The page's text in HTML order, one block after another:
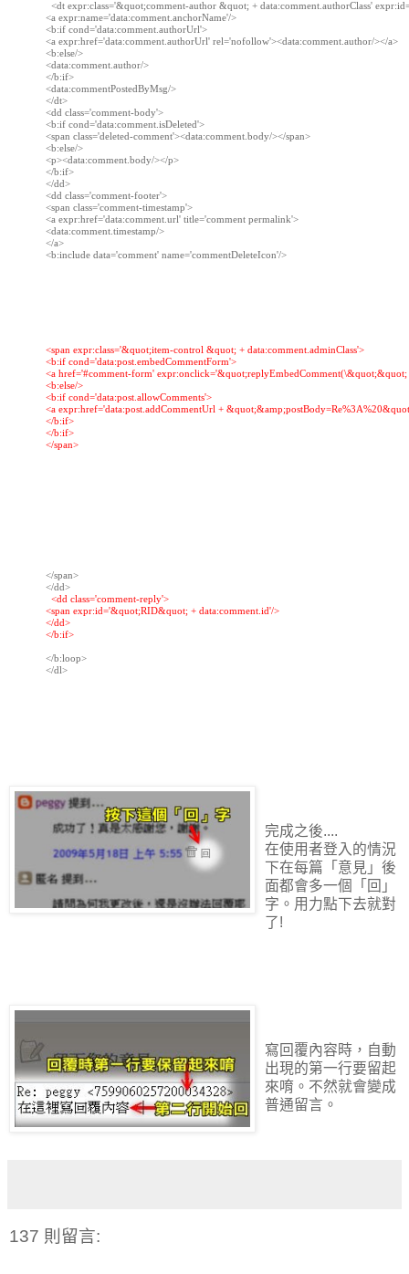
<dt expr:class='&quot;comment-author &quot; + data:comment.authorClass'
<a expr:name='data:comment.anchorName'/>
<b:if cond='data:comment.authorUrl'>
<a expr:href='data:comment.authorUrl' rel='nofollow'><data:comment.author/></a>
<b:else/>
<data:comment.author/>
</b:if>
<data:commentPostedByMsg/>
</dt>
<dd class='comment-body'>
<b:if cond='data:comment.isDeleted'>
<span class='deleted-comment'><data:comment.body/></span>
<b:else/>
<p><data:comment.body/></p>
</b:if>
</dd>
<dd class='comment-footer'>
<span class='comment-timestamp'>
<a expr:href='data:comment.url' title='comment permalink'>
<data:comment.timestamp/>
</a>
<b:include data='comment' name='commentDeleteIcon'/>
<span expr:class='&quot;item-control &quot; + data:comment.adminClass'>
<b:if cond='data:post.embedCommentForm'>
<a href='#comment-form'
<b:else/>
<b:if cond='data:post.allowComments'>
<a expr:href='data:post.addCommentUrl +
</b:if>
</b:if>
</span>
</span>
  <dd class='comment-reply'>
<span expr:id='&quot;RID&quot; + data:comment.id'/>
</dd>
</b:if>
</b:loop>
</dl>
完成之後....
在使用者登入的情況
下在每篇「意見」後
面都會多一個「回」
字。用力點下去就對
了!
寫回覆內容時，自動
出現的第一行要留起
來唷。不然就會變成
普通留言。
137 則留言: